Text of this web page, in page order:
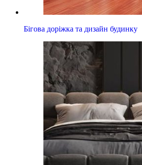
Бігова доріжка та дизайн будинку